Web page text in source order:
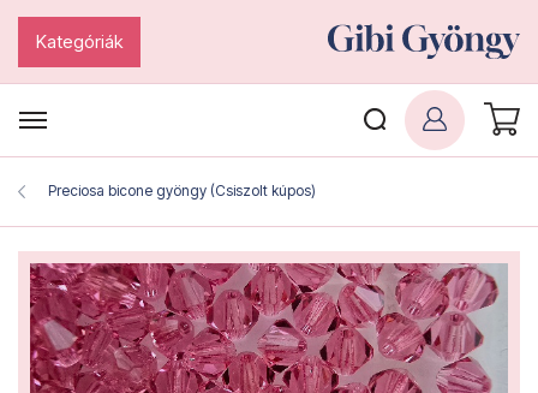
Kategóriák
Preciosa bicone gyöngy (Csiszolt kúpos)